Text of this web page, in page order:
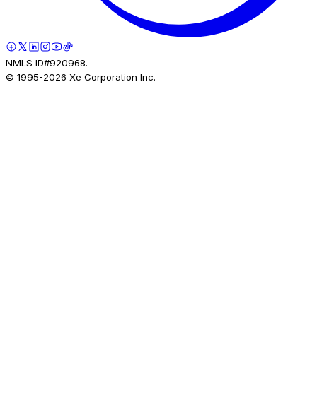
NMLS ID#920968.
© 1995-2026 Xe Corporation Inc.